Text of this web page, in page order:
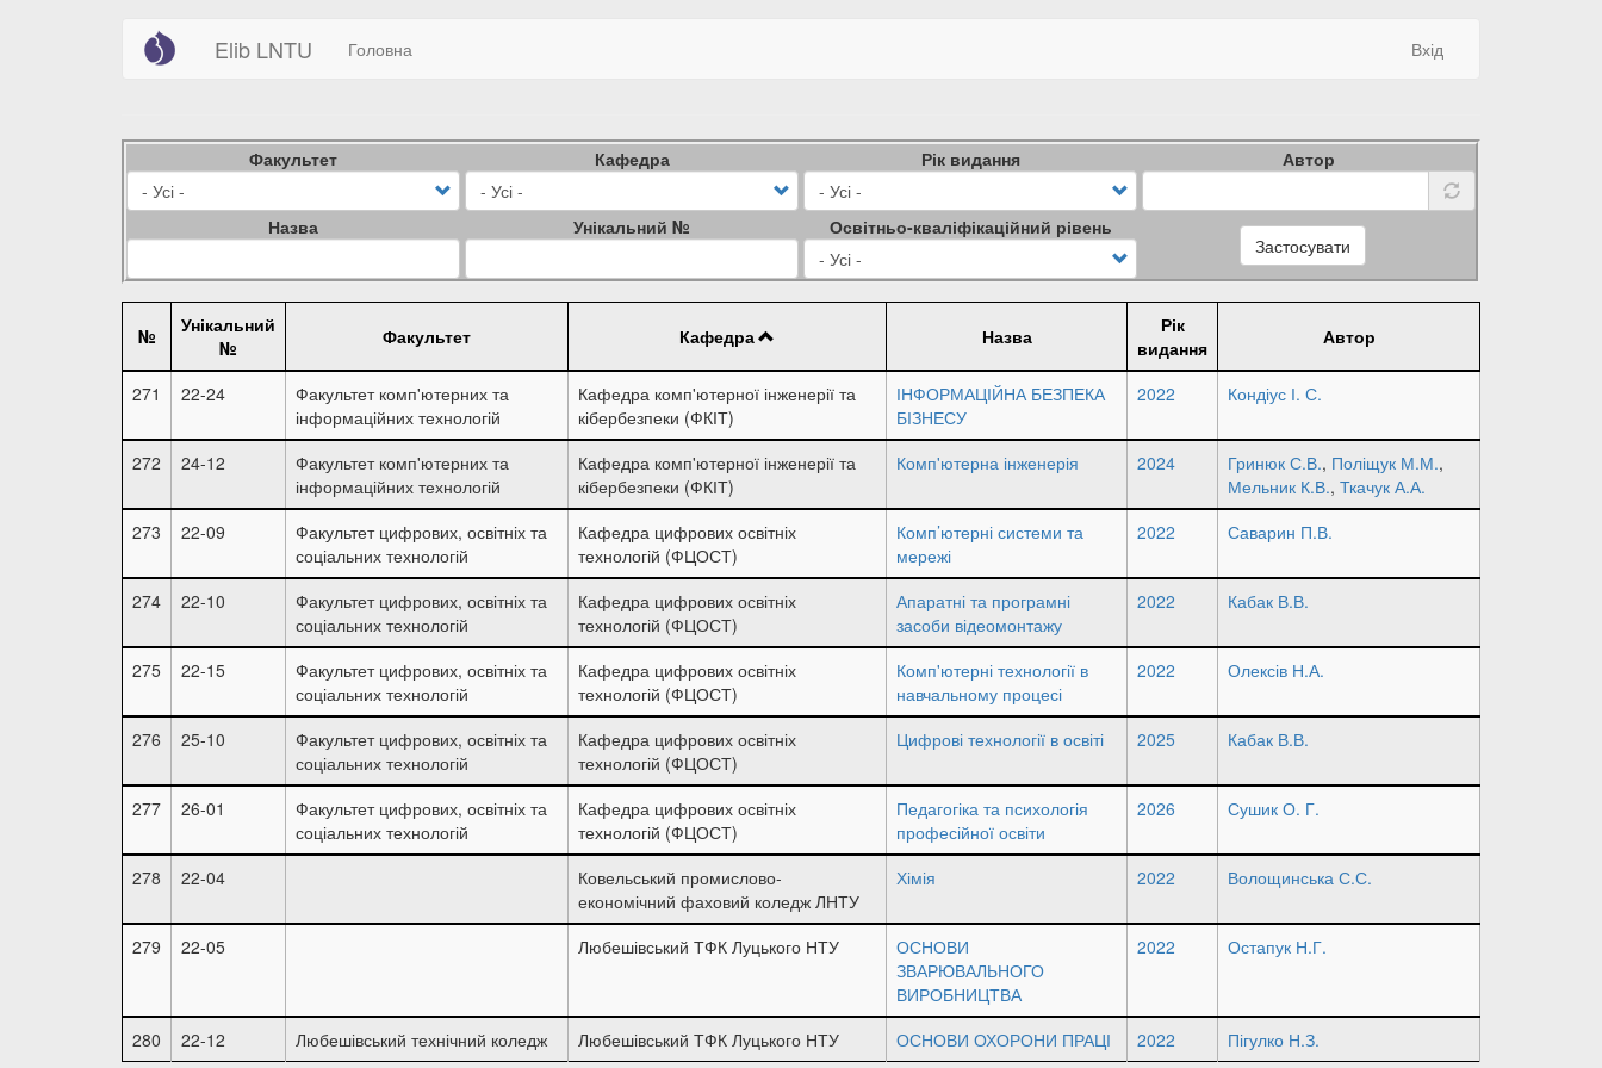
Elib LNTU
Main
navigation
Головна
User
account
Вхід
Факультет Кафедра Рік видання Автор
Назва Унікальний № Освітньо-кваліфікаційний рівень
Застосувати
№
Унікальний
№
Факультет Кафедра Назва
Рік
видання
Автор
271 22-24
Факультет комп'ютерних та
інформаційних технологій
Кафедра комп'ютерної інженерії та
кібербезпеки (ФКІТ)
ІНФОРМАЦІЙНА БЕЗПЕКА
БІЗНЕСУ
2022 Кондіус І. С.
272 24-12
Факультет комп'ютерних та
інформаційних технологій
Кафедра комп'ютерної інженерії та
кібербезпеки (ФКІТ)
Комп'ютерна інженерія 2024 Гринюк С.В., Поліщук М.М.,
Мельник К.В., Ткачук А.А.
273
22-09
Факультет цифрових, освітніх та
соціальних технологій
Кафедра цифрових освітніх
технологій (ФЦОСТ)
Комп’ютерні системи та
мережі
2022 Саварин П.В.
274 22-10
Факультет цифрових, освітніх та
соціальних технологій
Кафедра цифрових освітніх
технологій (ФЦОСТ)
Апаратні та програмні
засоби відеомонтажу
2022 Кабак В.В.
275 22-15
Факультет цифрових, освітніх та
соціальних технологій
Кафедра цифрових освітніх
технологій (ФЦОСТ)
Комп'ютерні технології в
навчальному процесі
2022 Олексів Н.А.
276 25-10
Факультет цифрових, освітніх та
соціальних технологій
Кафедра цифрових освітніх
технологій (ФЦОСТ)
Цифрові технології в освіті 2025 Кабак В.В.
277 26-01
Факультет цифрових, освітніх та
соціальних технологій
Кафедра цифрових освітніх
технологій (ФЦОСТ)
Педагогіка та психологія
професійної освіти
2026 Сушик О. Г.
278 22-04
Ковельський промислово-
економічний фаховий коледж ЛНТУ
Хімія 2022 Волощинська С.С.
279 22-05 Любешівський ТФК Луцького НТУ
ОСНОВИ
ЗВАРЮВАЛЬНОГО
ВИРОБНИЦТВА
2022 Остапук Н.Г.
280 22-12 Любешівський технічний коледж Любешівський ТФК Луцького НТУ ОСНОВИ ОХОРОНИ ПРАЦІ 2022 Пігулко Н.З.